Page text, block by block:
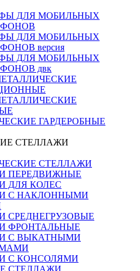
ДЛЯ МОБИЛЬНЫХ
ДЛЯ МОБИЛЬНЫХ
версия
ДЛЯ МОБИЛЬНЫХ
двк
ГАРДЕРОБНЫЕ
СТЕЛЛАЖИ
СТЕЛЛАЖИ
ПЕРЕДВИЖНЫЕ
ДЛЯ КОЛЕС
С НАКЛОННЫМИ
СРЕДНЕГРУЗОВЫЕ
ФРОНТАЛЬНЫЕ
С ВЫКАТНЫМИ
С КОНСОЛЯМИ
СТЕЛЛАЖИ